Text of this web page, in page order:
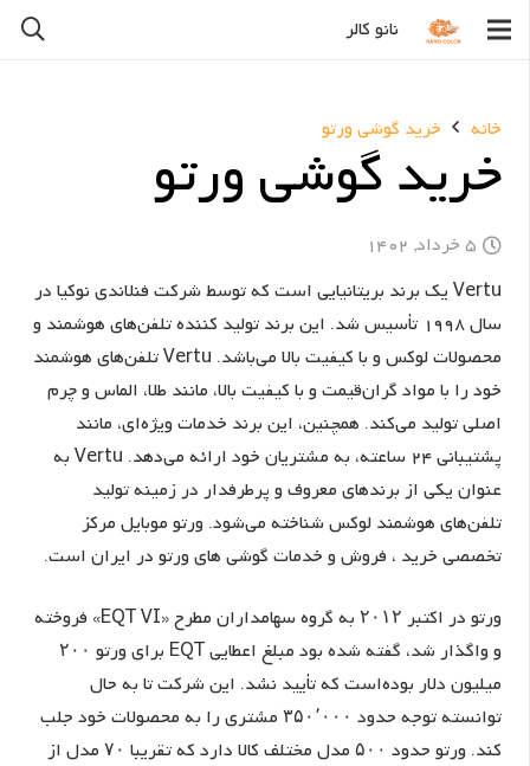
نانو کالر
خانه خرید گوشی ورتو
خرید گوشی ورتو
5 خرداد, 1402
Vertu یک برند بریتانیایی است که توسط شرکت فنلاندی نوکیا در
سال 1998 تأسیس شد. این برند تولید کننده تلفن‌های هوشمند و
محصولات لوکس و با کیفیت بالا می‌باشد. Vertu تلفن‌های هوشمند
خود را با مواد گران‌قیمت و با کیفیت بالا، مانند طلا، الماس و چرم
اصلی تولید می‌کند. همچنین، این برند خدمات ویژه‌ای، مانند
پشتیبانی 24 ساعته، به مشتریان خود ارائه می‌دهد. Vertu به
عنوان یکی از برندهای معروف و پرطرفدار در زمینه تولید
تلفن‌های هوشمند لوکس شناخته می‌شود. ورتو موبایل مرکز
تخصصی خرید ، فروش و خدمات گوشی های ورتو در ایران است.
ورتو در اکتبر ۲۰۱۲ به گروه سهامداران مطرح «EQT VI» فروخته
و واگذار شد، گفته شده بود مبلغ اعطایی EQT برای ورتو ۲۰۰
میلیون دلار بوده‌است که تأیید نشد. این شرکت تا به حال
توانسته توجه حدود ۳۵۰٬۰۰۰ مشتری را به محصولات خود جلب
کند. ورتو حدود ۵۰۰ مدل مختلف کالا دارد که تقریبا ۷۰ مدل از